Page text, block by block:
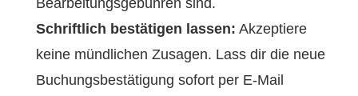
Schriftlich bestätigen lassen: Akzeptiere
keine mündlichen Zusagen. Lass dir die neue
Buchungsbestätigung sofort per E-Mail